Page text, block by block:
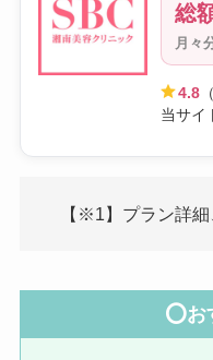
総
月々
4.8
当サイ
【※1】プラン詳
⭕お